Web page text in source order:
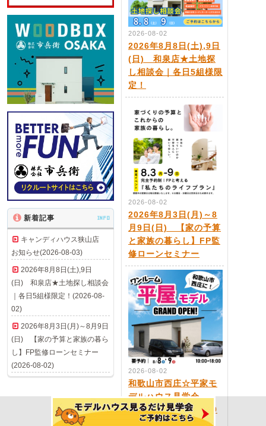
新着記事 INFO
キャンディハウス狭山店
お知らせ(2026-08-03)
2026年8月8日(土),9日
(日) 和泉店★土地探し相談会
｜各日5組様限定！(2026-08-
02)
2026年8月3日(月)～8月9日
(日) 【家の予算と家族の暮ら
し】FP監修ローンセミナー
(2026-08-02)
2026-08-02
2026年8月8日(土),9日
(日) 和泉店★土地探
し相談会｜各日5組様限
定！
2026-08-02
2026年8月3日(月)～8
月9日(日) 【家の予算
と家族の暮らし】FP監
修ローンセミナー
2026-08-02
和歌山市西庄☆平家モ
デルハウス見学会
2026年8月8日(土)・9
日(日)